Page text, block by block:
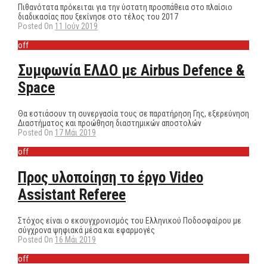
Πιθανότατα πρόκειται για την ύστατη προσπάθεια στο πλαίσιο
διαδικασίας που ξεκίνησε στο τέλος του 2017
Posted On 11 Ιούν 2019
off
Συμφωνία ΕΛΔΟ με Airbus Defence &
Space
Θα εστιάσουν τη συνεργασία τους σε παρατήρηση Γης, εξερεύνηση
Διαστήματος και προώθηση διαστημικών αποστολών
Posted On 17 Μάι 2019
off
Προς υλοποίηση το έργο Video
Assistant Referee
Στόχος είναι ο εκσυγχρονισμός του Ελληνικού Ποδοσφαίρου με
σύγχρονα ψηφιακά μέσα και εφαρμογές
Posted On 16 Μάι 2019
off